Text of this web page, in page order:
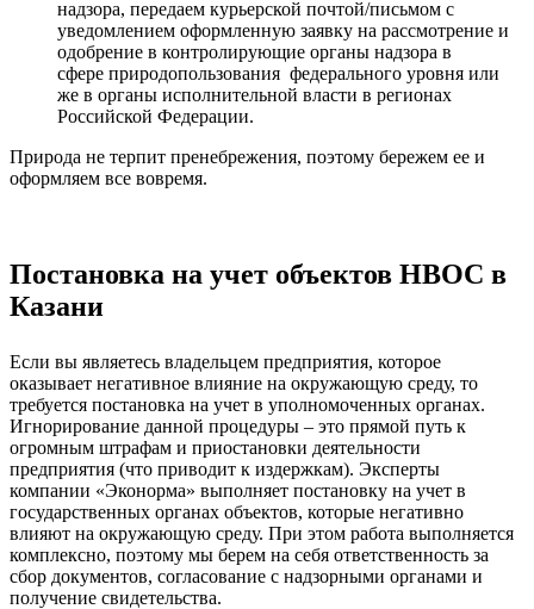
надзора, передаем курьерской почтой/письмом с
уведомлением оформленную заявку на рассмотрение и
одобрение в контролирующие органы надзора в
сфере природопользования федерального уровня или
же в органы исполнительной власти в регионах
Российской Федерации.
Природа не терпит пренебрежения, поэтому бережем ее и
оформляем все вовремя.
Постановка на учет объектов НВОС в
Казани
Если вы являетесь владельцем предприятия, которое
оказывает негативное влияние на окружающую среду, то
требуется постановка на учет в уполномоченных органах.
Игнорирование данной процедуры – это прямой путь к
огромным штрафам и приостановки деятельности
предприятия (что приводит к издержкам). Эксперты
компании «Эконорма» выполняет постановку на учет в
государственных органах объектов, которые негативно
влияют на окружающую среду. При этом работа выполняется
комплексно, поэтому мы берем на себя ответственность за
сбор документов, согласование с надзорными органами и
получение свидетельства.